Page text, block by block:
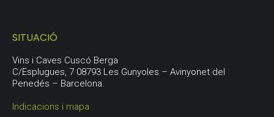
SITUACIÓ
Vins i Caves Cuscó Berga
C/Esplugues, 7 08793 Les Gunyoles – Avinyonet del
Penedés – Barcelona.
Indicacions i mapa